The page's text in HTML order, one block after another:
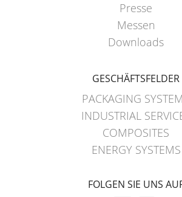
Presse
Messen
Downloads
GESCHÄFTSFELDER
PACKAGING
INDUSTRIAL
COMPOSITES
ENERGY SYSTEMS
FOLGEN SIE UNS